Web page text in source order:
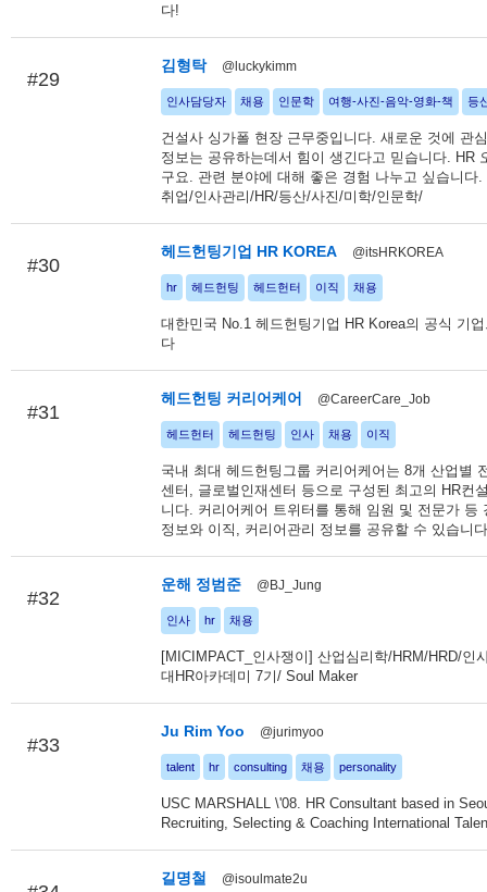
다!
#29
김형탁 @luckykimm
인사담당자 채용 인문학 여행-사진-음악-영화-책 등
건설사 싱가폴 현장 근무중입니다. 새로운 것에 관
정보는 공유하는데서 힘이 생긴다고 믿습니다. HR
구요. 관련 분야에 대해 좋은 경험 나누고 싶습니다
취업/인사관리/HR/등산/사진/미학/인문학/
#30
헤드헌팅기업 HR KOREA @itsHRKOREA
hr 헤드헌팅 헤드헌터 이직 채용
대한민국 No.1 헤드헌팅기업 HR Korea의 공식 기
다
#31
헤드헌팅 커리어케어 @CareerCare_Job
헤드헌터 헤드헌팅 인사 채용 이직
국내 최대 헤드헌팅그룹 커리어케어는 8개 산업별
센터, 글로벌인재센터 등으로 구성된 최고의 HR컨
니다. 커리어케어 트위터를 통해 임원 및 전문가 등
정보와 이직, 커리어관리 정보를 공유할 수 있습니
#32
운해 정범준 @BJ_Jung
인사 hr 채용
[MICIMPACT_인사쟁이] 산업심리학/HRM/HRD/인
대HR아카데미 7기/ Soul Maker
#33
Ju Rim Yoo @jurimyoo
talent hr consulting 채용 personality
USC MARSHALL \'08. HR Consultant based in
Recruiting, Selecting & Coaching International
길명철 @isoulmate2u